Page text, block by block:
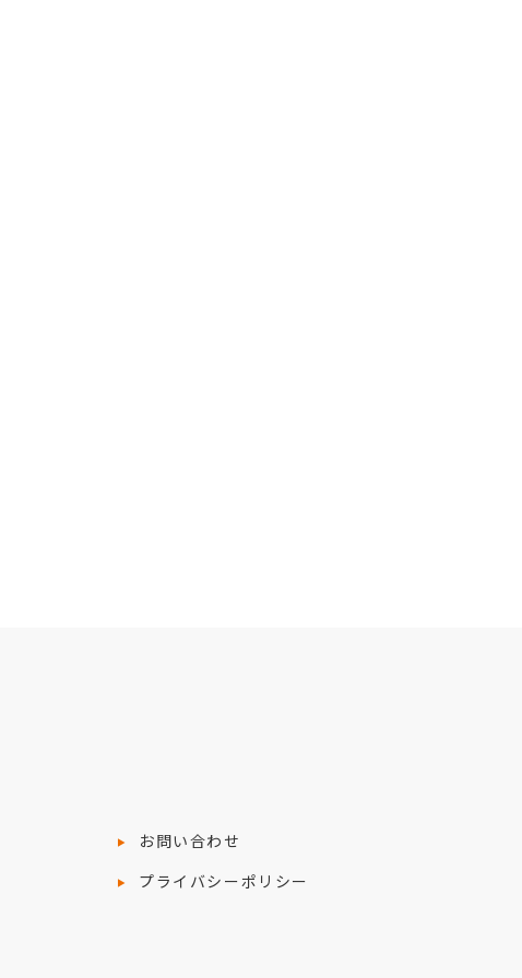
お問い合わせ
プライバシーポリシー